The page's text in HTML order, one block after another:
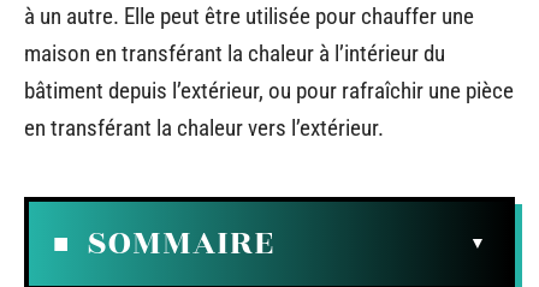
à un autre. Elle peut être utilisée pour chauffer une
maison en transférant la chaleur à l’intérieur du
bâtiment depuis l’extérieur, ou pour rafraîchir une pièce
en transférant la chaleur vers l’extérieur.
SOMMAIRE